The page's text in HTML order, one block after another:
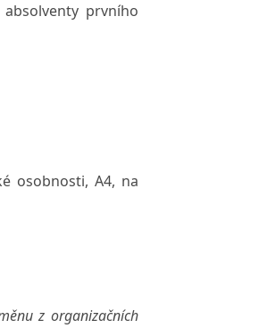
prvního
osobnosti, A4, na
z organizačních